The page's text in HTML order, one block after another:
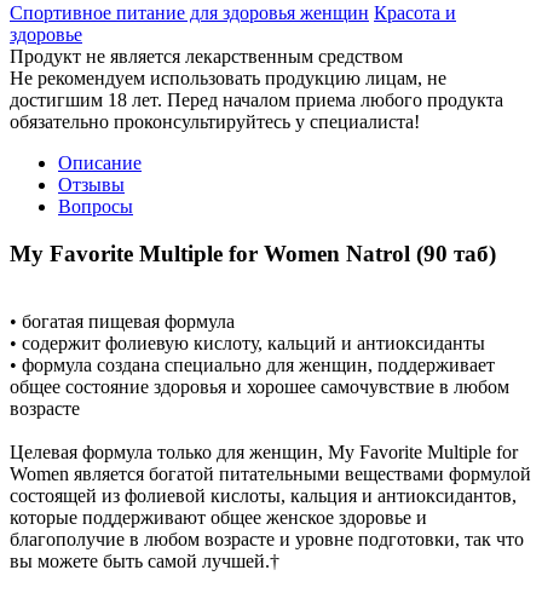
Спортивное питание для здоровья женщин Красота и
здоровье
Продукт не является лекарственным средством
Не рекомендуем использовать продукцию лицам, не
достигшим 18 лет. Перед началом приема любого продукта
обязательно проконсультируйтесь у специалиста!
Описание
Отзывы
Вопросы
My Favorite Multiple for Women Natrol (90 таб)
• богатая пищевая формула
• содержит фолиевую кислоту, кальций и антиоксиданты
• формула создана специально для женщин, поддерживает
общее состояние здоровья и хорошее самочувствие в любом
возрасте
Целевая формула только для женщин, My Favorite Multiple for
Women является богатой питательными веществами формулой
состоящей из фолиевой кислоты, кальция и антиоксидантов,
которые поддерживают общее женское здоровье и
благополучие в любом возрасте и уровне подготовки, так что
вы можете быть самой лучшей.†